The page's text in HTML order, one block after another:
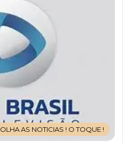
OLHA AS NOTICIAS ! O TOQUE !